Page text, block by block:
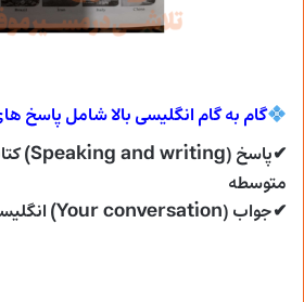
گام به گام انگلیسی بالا شامل پاسخ
✔پاسخ (Speaking and writing)
متوسطه
✔جواب (Your conversation)